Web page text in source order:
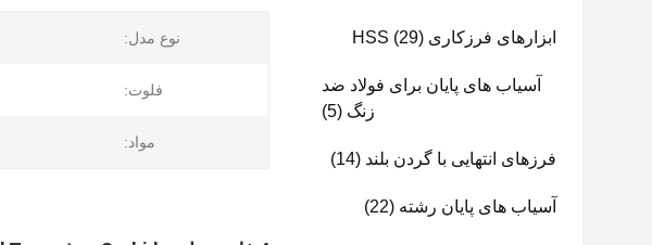
ابزارهای فرزکاری HSS (29)
آسیاب های پایان برای فولاد ضد
زنگ (5)
فرزهای انتهایی با گردن بلند (14)
آسیاب های پایان رشته (22)
نوع مدل:
فلوت:
مواد: